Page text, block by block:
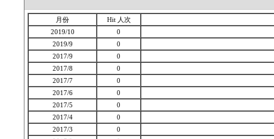
月份
Hit 人次
2019/10
0
2019/9
0
2017/9
0
2017/8
0
2017/7
0
2017/6
0
2017/5
0
2017/4
0
2017/3
0